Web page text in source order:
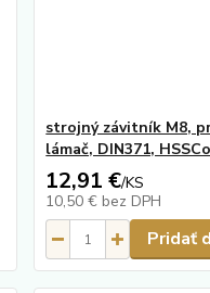
strojný závitník M8,
lámač, DIN371,
12,91 €/KS
10,50 € bez DPH
Pridať